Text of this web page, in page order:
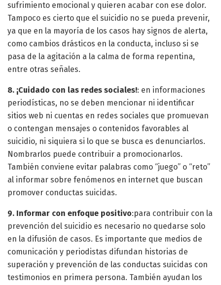
sufrimiento emocional y quieren acabar con ese dolor.
Tampoco es cierto que el suicidio no se pueda prevenir,
ya que en la mayoría de los casos hay signos de alerta,
como cambios drásticos en la conducta, incluso si se
pasa de la agitación a la calma de forma repentina,
entre otras señales.
8. ¡Cuidado con las redes sociales!: en informaciones
periodísticas, no se deben mencionar ni identificar
sitios web ni cuentas en redes sociales que promuevan
o contengan mensajes o contenidos favorables al
suicidio, ni siquiera si lo que se busca es denunciarlos.
Nombrarlos puede contribuir a promocionarlos.
También conviene evitar palabras como “juego” o “reto”
al informar sobre fenómenos en internet que buscan
promover conductas suicidas.
9. Informar con enfoque positivo:para contribuir con la
prevención del suicidio es necesario no quedarse solo
en la difusión de casos. Es importante que medios de
comunicación y periodistas difundan historias de
superación y prevención de las conductas suicidas con
testimonios en primera persona. También ayudan los